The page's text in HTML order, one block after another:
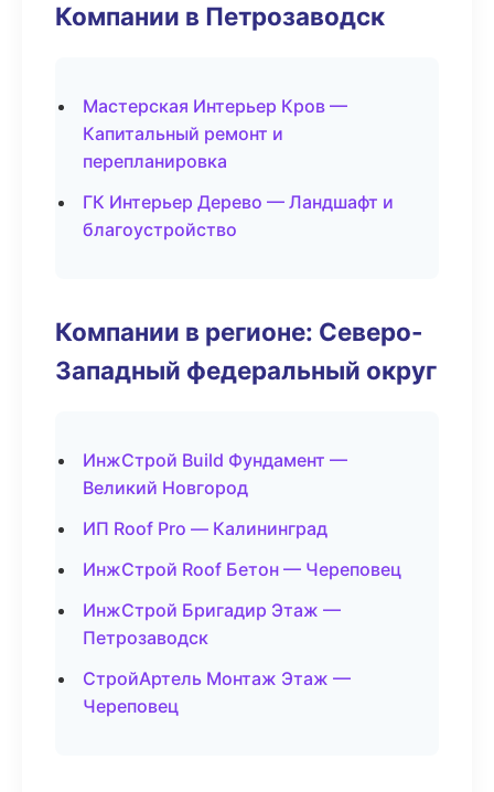
Компании в Петрозаводск
Мастерская Интерьер Кров —
Капитальный ремонт и
перепланировка
ГК Интерьер Дерево — Ландшафт и
благоустройство
Компании в регионе: Северо-
Западный федеральный округ
ИнжСтрой Build Фундамент —
Великий Новгород
ИП Roof Pro — Калининград
ИнжСтрой Roof Бетон — Череповец
ИнжСтрой Бригадир Этаж —
Петрозаводск
СтройАртель Монтаж Этаж —
Череповец